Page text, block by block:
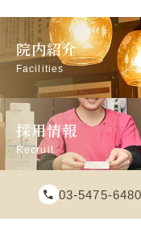
03-5475-6480
院内紹介
Facilities
採用情報
Recruit
©